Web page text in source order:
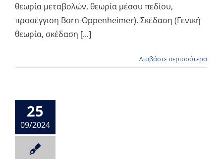
θεωρία μεταβολών, θεωρία μέσου πεδίου,
προσέγγιση Born-Oppenheimer). Σκέδαση (Γενική
θεωρία, σκέδαση [...]
Διαβάστε περισσότερα
25
09/2024